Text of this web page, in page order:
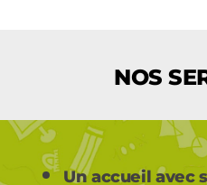
NOS
Un accueil avec